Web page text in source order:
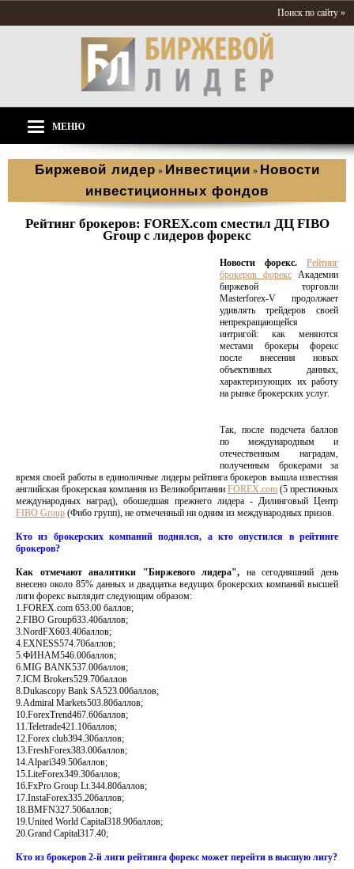
Поиск по сайту »
МЕНЮ
Биржевой лидер » Инвестиции » Новости
инвестиционных фондов
Рейтинг брокеров: FOREX.com сместил ДЦ FIBO
Group с лидеров форекс
Новости форекс. Рейтинг
брокеров форекс Академии
биржевой торговли
Masterforex-V продолжает
удивлять трейдеров своей
непрекращающейся
интригой: как меняются
местами брокеры форекс
после внесения новых
объективных данных,
характеризующих их работу
на рынке брокерских услуг.
Так, после подсчета баллов
по международным и
отечественным наградам,
полученным брокерами за
время своей работы в единоличные лидеры рейтинга брокеров вышла известная
английская брокерская компания из Великобритании FOREX.com (5 престижных
международных наград), обошедшая прежнего лидера - Дилинговый Центр
FIBO Group (Фибо групп), не отмеченный ни одним из международных призов.
Кто из брокерских компаний поднялся, а кто опустился в рейтинге
брокеров?
Как отмечают аналитики "Биржевого лидера", на сегодняшний день
внесено около 85% данных и двадцатка ведущих брокерских компаний высшей
лиги форекс выглядит следующим образом:
1.FOREX.com 653.00 баллов;
2.FIBO Group633.40баллов;
3.NordFX603.40баллов;
4.EXNESS574.70баллов;
5.ФИНАМ546.00баллов;
6.MIG BANK537.00баллов;
7.ICM Brokers529.70баллов
8.Dukascopy Bank SA523.00баллов;
9.Admiral Markets503.80баллов;
10.ForexTrend467.60баллов;
11.Teletrade421.10баллов;
12.Forex club394.30баллов;
13.FreshForex383.00баллов;
14.Alpari349.50баллов;
15.LiteForex349.30баллов;
16.FxPro Group Lt.344.80баллов;
17.InstaForex335.20баллов;
18.BMFN327.50баллов;
19.United World Capital318.90баллов;
20.Grand Capital317.40;
Кто из брокеров 2-й лиги рейтинга форекс может перейти в высшую лигу?